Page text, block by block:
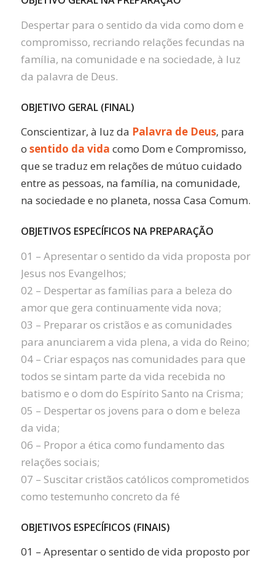
Despertar para o sentido da vida como dom e
compromisso, recriando relações fecundas na
família, na comunidade e na sociedade, à luz
da palavra de Deus.
OBJETIVO GERAL (FINAL)
Conscientizar, à luz da Palavra de Deus, para
o sentido da vida como Dom e Compromisso,
que se traduz em relações de mútuo cuidado
entre as pessoas, na família, na comunidade,
na sociedade e no planeta, nossa Casa Comum.
OBJETIVOS ESPECÍFICOS NA PREPARAÇÃO
01 – Apresentar o sentido da vida proposta por
Jesus nos Evangelhos;
02 – Despertar as famílias para a beleza do
amor que gera continuamente vida nova;
03 – Preparar os cristãos e as comunidades
para anunciarem a vida plena, a vida do Reino;
04 – Criar espaços nas comunidades para que
todos se sintam parte da vida recebida no
batismo e o dom do Espírito Santo na Crisma;
05 – Despertar os jovens para o dom e beleza
da vida;
06 – Propor a ética como fundamento das
relações sociais;
07 – Suscitar cristãos católicos comprometidos
como testemunho concreto da fé
OBJETIVOS ESPECÍFICOS (FINAIS)
01 – Apresentar o sentido de vida proposto por